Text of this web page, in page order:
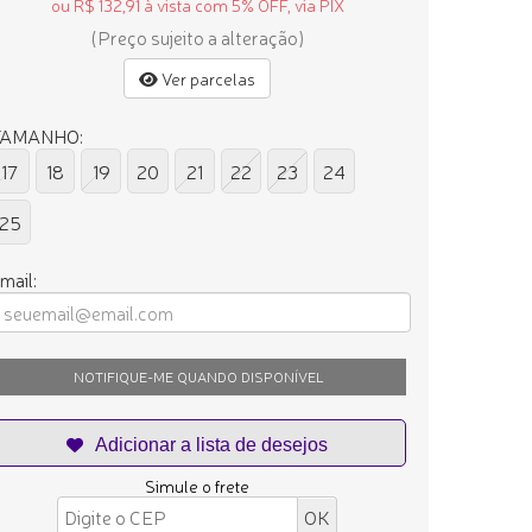
ou R$ 132,91 à vista com 5% OFF, via PIX
(Preço sujeito a alteração)
Ver parcelas
17
18 19 20 21 22 23
24
25
NOTIFIQUE-ME QUANDO DISPONÍVEL
Simule o frete